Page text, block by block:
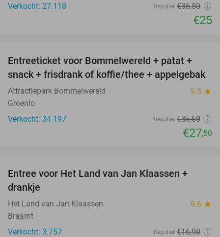
Verkocht: 27.118 Regulier €36,50
€25
23%
Entreeticket voor Bommelwereld + patat +
snack + frisdrank of koffie/thee + appelgebak
Attractiepark Bommelwereld 9.5 star
Groenlo
Verkocht: 34.197
Regulier €35,50
€27,50
Entree voor Het Land van Jan Klaassen +
drankje
Het Land van Jan Klaassen 9.6 star
Braamt
Verkocht: 3.757
Regulier €16,90